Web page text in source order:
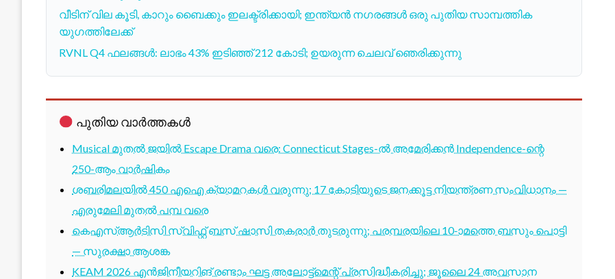
വീടിന് വില കൂടി, കാറും ബൈക്കും ഇലക്ട്രിക്കായി; ഇന്ത്യൻ നഗരങ്ങൾ ഒരു പുതിയ സാമ്പത്തിക
യുഗത്തിലേക്ക്
RVNL Q4 ഫലങ്ങള്‍: ലാഭം 43% ഇടിഞ്ഞ് 212 കോടി; ഉയരുന്ന ചെലവ് ഞെരിക്കുന്നു
പുതിയ വാർത്തകൾ
Musical മുതൽ ജയിൽ Escape Drama വരെ: Connecticut Stages-ൽ അമേരിക്കൻ Independence-ന്റെ
250-ആം വാർഷികം
ശബരിമലയിൽ 450 എഐ ക്യാമറകൾ വരുന്നു; 17 കോടിയുടെ ജനക്കൂട്ട നിയന്ത്രണ സംവിധാനം —
എരുമേലി മുതൽ പമ്പ വരെ
കെഎസ്ആർടിസി സ്വിഫ്റ്റ് ബസ് ഷാസി തകരാർ തുടരുന്നു; പരമ്പരയിലെ 10-ാമത്തെ ബസും പൊട്ടി
— സുരക്ഷാ ആശങ്ക
KEAM 2026 എൻജിനീയറിങ് രണ്ടാം ഘട്ട അലോട്ട്മെന്റ് പ്രസിദ്ധീകരിച്ചു; ജൂലൈ 24 അവസാന